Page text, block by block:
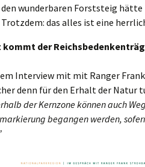
den wunderbaren Forststeig hätte
Trotzdem: das alles ist eine
der
Interview mit mit Ranger
denn für den Erhalt der Natur
der Kernzone können auch
begangen werden,